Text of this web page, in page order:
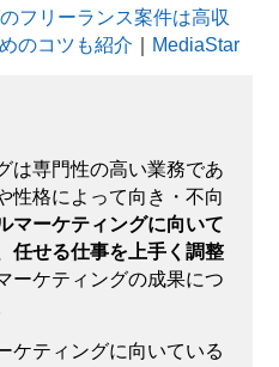
フリーランス案件は高収
のコツも紹介
MediaStar
は専門性の高い業務であ
性格によって向き・不向
マーケティングに向いて
任せる仕事を上手く調整
ーケティングの成果につ
ケティングに向いている